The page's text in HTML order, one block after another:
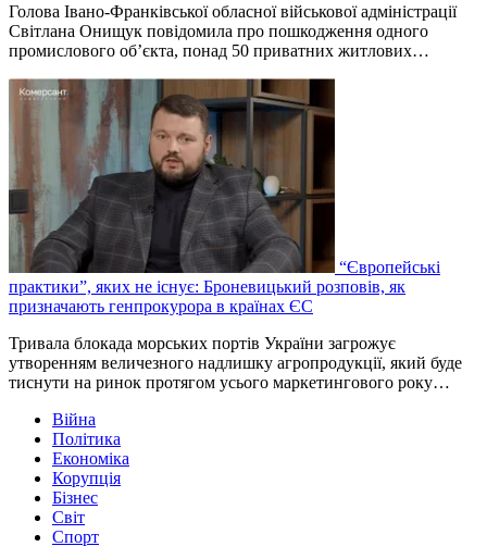
Голова Івано-Франківської обласної військової адміністрації
Світлана Онищук повідомила про пошкодження одного
промислового об’єкта, понад 50 приватних житлових…
“Європейські
практики”, яких не існує: Броневицький розповів, як
призначають генпрокурора в країнах ЄС
Тривала блокада морських портів України загрожує
утворенням величезного надлишку агропродукції, який буде
тиснути на ринок протягом усього маркетингового року…
Війна
Політика
Економіка
Корупція
Бізнес
Світ
Спорт